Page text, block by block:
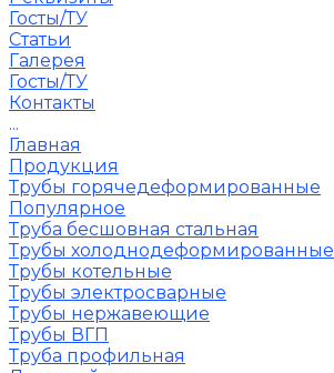
Госты/ТУ
Статьи
Галерея
Госты/ТУ
Контакты
...
Главная
Продукция
Трубы горячедеформированные
Популярное
Труба бесшовная стальная
Трубы холоднодеформированные
Трубы котельные
Трубы электросварные
Трубы нержавеющие
Трубы ВГП
Труба профильная